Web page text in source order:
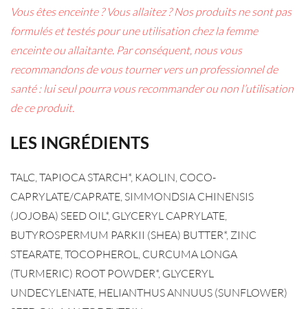
Vous êtes enceinte ? Vous allaitez ? Nos produits ne sont pas
formulés et testés pour une utilisation chez la femme
enceinte ou allaitante. Par conséquent, nous vous
recommandons de vous tourner vers un professionnel de
santé : lui seul pourra vous recommander ou non l’utilisation
de ce produit.
LES INGRÉDIENTS
TALC, TAPIOCA STARCH*, KAOLIN, COCO-
CAPRYLATE/CAPRATE, SIMMONDSIA CHINENSIS
(JOJOBA) SEED OIL*, GLYCERYL CAPRYLATE,
BUTYROSPERMUM PARKII (SHEA) BUTTER*, ZINC
STEARATE, TOCOPHEROL, CURCUMA LONGA
(TURMERIC) ROOT POWDER*, GLYCERYL
UNDECYLENATE, HELIANTHUS ANNUUS (SUNFLOWER)